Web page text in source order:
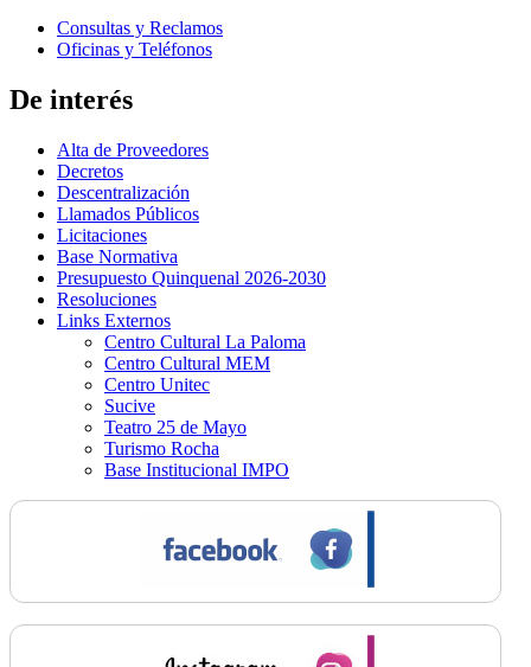
Consultas y Reclamos
Oficinas y Teléfonos
De interés
Alta de Proveedores
Decretos
Descentralización
Llamados Públicos
Licitaciones
Base Normativa
Presupuesto Quinquenal 2026-2030
Resoluciones
Links Externos
Centro Cultural La Paloma
Centro Cultural MEM
Centro Unitec
Sucive
Teatro 25 de Mayo
Turismo Rocha
Base Institucional IMPO